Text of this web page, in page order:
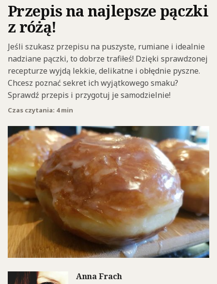
Przepis na najlepsze pączki
z różą!
Jeśli szukasz przepisu na puszyste, rumiane i idealnie
nadziane pączki, to dobrze trafiłeś! Dzięki sprawdzonej
recepturze wyjdą lekkie, delikatne i obłędnie pyszne.
Chcesz poznać sekret ich wyjątkowego smaku?
Sprawdź przepis i przygotuj je samodzielnie!
Czas czytania: 4 min
Anna Frach